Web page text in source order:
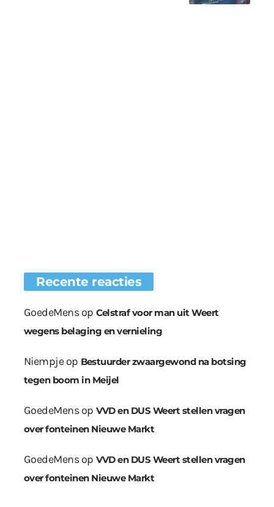
Recente reacties
GoedeMensop Celstraf voor man uit Weert
wegens belaging en vernieling
Niempjeop Bestuurder zwaargewond na botsing
tegen boom in Meijel
GoedeMensop VVD en DUS Weert stellen vragen
over fonteinen Nieuwe Markt
GoedeMensop VVD en DUS Weert stellen vragen
over fonteinen Nieuwe Markt